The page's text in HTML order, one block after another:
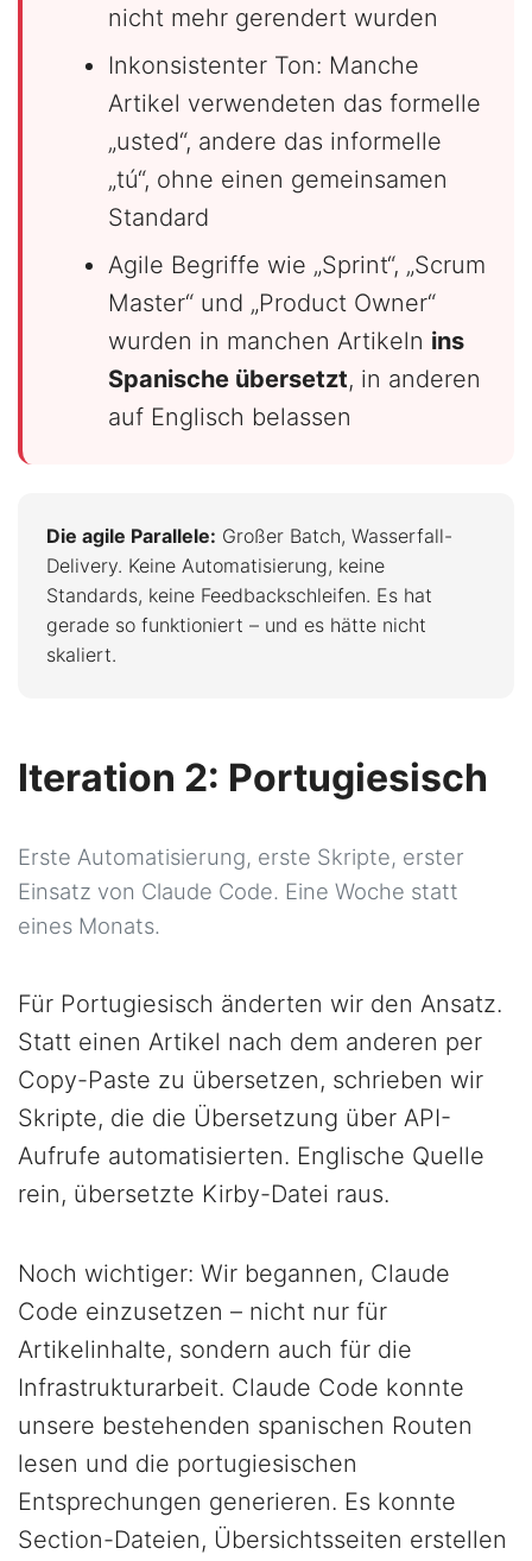
nicht mehr gerendert wurden
Inkonsistenter Ton: Manche
Artikel verwendeten das formelle
„usted“, andere das informelle
„tú“, ohne einen gemeinsamen
Standard
Agile Begriffe wie „Sprint“, „Scrum
Master“ und „Product Owner“
wurden in manchen Artikeln ins
Spanische übersetzt, in anderen
auf Englisch belassen
Die agile Parallele: Großer Batch, Wasserfall-
Delivery. Keine Automatisierung, keine
Standards, keine Feedbackschleifen. Es hat
gerade so funktioniert – und es hätte nicht
skaliert.
Iteration 2: Portugiesisch
Erste Automatisierung, erste Skripte, erster
Einsatz von Claude Code. Eine Woche statt
eines Monats.
Für Portugiesisch änderten wir den Ansatz.
Statt einen Artikel nach dem anderen per
Copy-Paste zu übersetzen, schrieben wir
Skripte, die die Übersetzung über API-
Aufrufe automatisierten. Englische Quelle
rein, übersetzte Kirby-Datei raus.
Noch wichtiger: Wir begannen, Claude
Code einzusetzen – nicht nur für
Artikelinhalte, sondern auch für die
Infrastrukturarbeit. Claude Code konnte
unsere bestehenden spanischen Routen
lesen und die portugiesischen
Entsprechungen generieren. Es konnte
Section-Dateien, Übersichtsseiten erstellen